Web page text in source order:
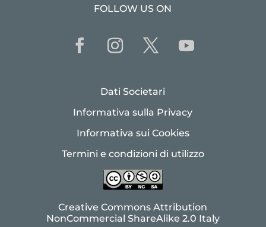
FOLLOW US ON
Dati Societari
Informativa sulla Privacy
Informativa sui Cookies
Termini e condizioni di utilizzo
Creative Commons Attribution
NonCommercial ShareAlike 2.0 Italy